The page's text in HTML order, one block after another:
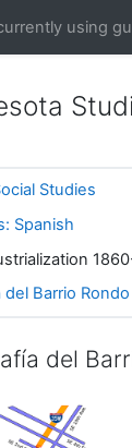
using
Studies
Spanish
Barrio Rondo
del